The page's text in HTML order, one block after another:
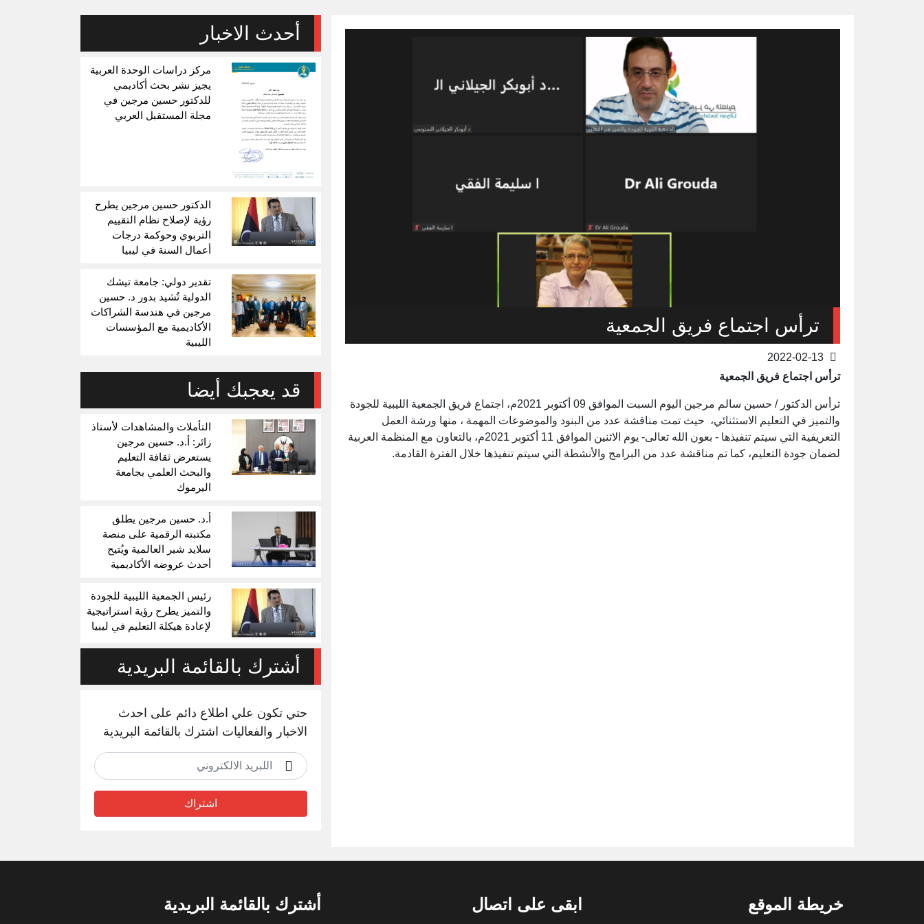
ترأس اجتماع فريق الجمعية
ترأس اجتماع فريق الجمعية
ترأس الدكتور / حسين سالم مرجين اليوم السبت الموافق 09 أكتوبر 2021م، اجتماع فريق الجمعية الليبية للجودة
والتميز في التعليم الاستثنائي، حيث تمت مناقشة عدد من البنود والموضوعات المهمة ، منها ورشة العمل
التعريفية التي سيتم تنفيذها - بعون الله تعالى- يوم الاثنين الموافق 11 أكتوبر 2021م، بالتعاون مع المنظمة العربية
لضمان جودة التعليم، كما تم مناقشة عدد من البرامج والأنشطة التي سيتم تنفيذها خلال الفترة القادمة.
أحدث الاخبار
مركز دراسات الوحدة العربية
يجيز نشر بحث أكاديمي
للدكتور حسين مرجين في
مجلة المستقبل العربي
الدكتور حسين مرجين يطرح
رؤية لإصلاح نظام التقييم
التربوي وحوكمة درجات
أعمال السنة في ليبيا
تقدير دولي: جامعة تيشك
الدولية تُشيد بدور د. حسين
مرجين في هندسة الشراكات
الأكاديمية مع المؤسسات
الليبية
قد يعجبك أيضا
التأملات والمشاهدات لأستاذ
زائر: أ.د. حسين مرجين
يستعرض ثقافة التعليم
والبحث العلمي بجامعة
اليرموك
أ.د. حسين مرجين يطلق
مكتبته الرقمية على منصة
سلايد شير العالمية ويُتيح
أحدث عروضه الأكاديمية
رئيس الجمعية الليبية للجودة
والتميز يطرح رؤية استراتيجية
لإعادة هيكلة التعليم في ليبيا
أشترك بالقائمة البريدية
حتي تكون علي اطلاع دائم على احدث
الاخبار والفعاليات اشترك بالقائمة البريدية
اشتراك
خريطة الموقع ابقى على اتصال أشترك بالقائمة البريدية